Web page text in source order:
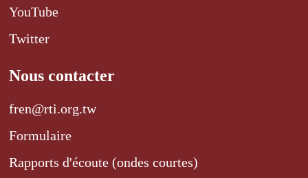
YouTube
Twitter
Nous contacter
fren@rti.org.tw
Formulaire
Rapports d'écoute (ondes courtes)